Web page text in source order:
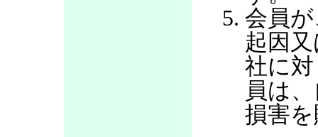
会員
起因
社に
員は
損害